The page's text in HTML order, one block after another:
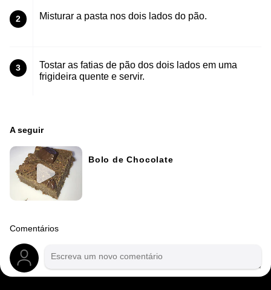
2 Misturar a pasta nos dois lados do pão.
3
Tostar as fatias de pão dos dois lados em uma
frigideira quente e servir.
A seguir
Bolo de Chocolate
Comentários